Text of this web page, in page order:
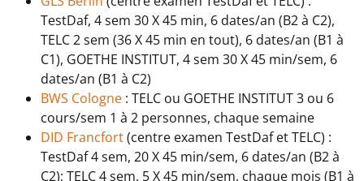
TestDaf, 4 sem 30 X 45 min, 6 dates/an (B2 à C2),
TELC 2 sem (36 X 45 min en tout), 6 dates/an (B1 à
C1), GOETHE INSTITUT, 4 sem 30 X 45 min/sem, 6
dates/an (B1 à C2)
BWS Cologne : TELC ou GOETHE INSTITUT 3 ou 6
cours/sem 1 à 2 personnes, chaque semaine
DID Francfort(centre examen TestDaf et TELC) :
TestDaf 4 sem, 20 X 45 min/sem, 6 dates/an (B2 à
C2); TELC 4 sem, 5 X 45 min/sem, chaque mois (B1 à